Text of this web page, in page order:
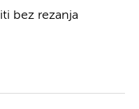
bez rezanja